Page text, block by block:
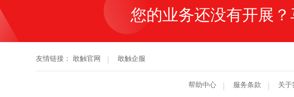
您的业务还没有开展？
友情链接： 敢触官网 敢触企服
帮助中心 服务条款 关于